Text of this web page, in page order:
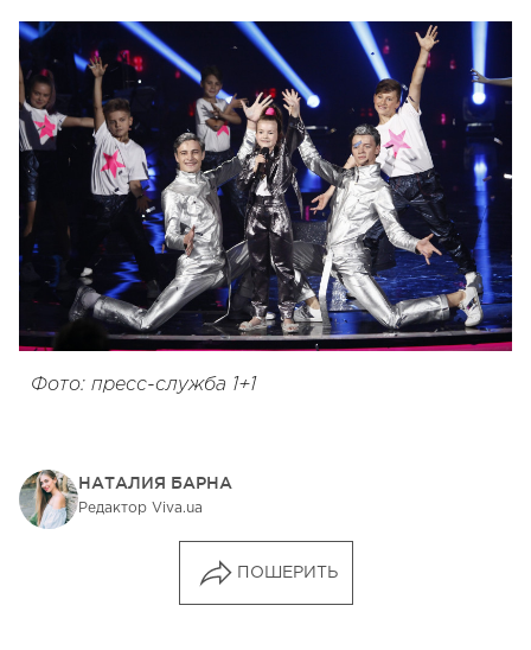
Фото: пресс-служба 1+1
НАТАЛИЯ БАРНА
Редактор Viva.ua
ПОШЕРИТЬ